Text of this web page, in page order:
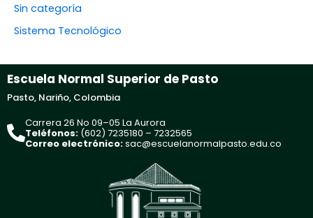
Sin categoría
Sistema Tecnológico
Escuela Normal Superior de Pasto
Pasto, Nariño, Colombia
Carrera 26 No 09–05 La Aurora
Teléfonos: (602) 7235180 – 7232565
Correo electrónico:sac@escuelanormalpasto.edu.co